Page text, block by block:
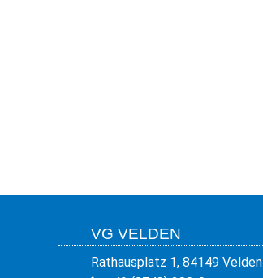
VG VELDEN
Rathausplatz 1, 84149 Velden